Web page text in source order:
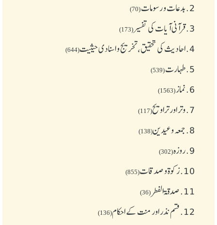
2. بدعات و رسومات(70)
3. قرآنی آیات کی تفسیر(173)
4. احادیث کی تحقیق، تخریج و اسنادی حیثیت(644)
5. طهارت(539)
6. نماز(1563)
7. وتر اور تراویح(117)
8. جمعہ وعیدین(138)
9. روزہ(302)
10. زکوة و صدقات(855)
11. صدقۃ الفطر (36)
12. قسم نذر اور منت کے احکام(136)